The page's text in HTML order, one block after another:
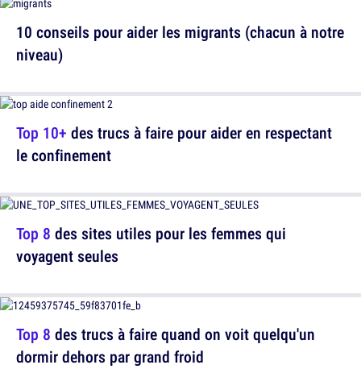
10 conseils pour aider les migrants (chacun à notre
niveau)
Top 8 des sites utiles pour les femmes qui
voyagent seules
Top 10+ des trucs à faire pour aider en respectant
le confinement
Top 8 des trucs à faire quand on voit quelqu'un
dormir dehors par grand froid